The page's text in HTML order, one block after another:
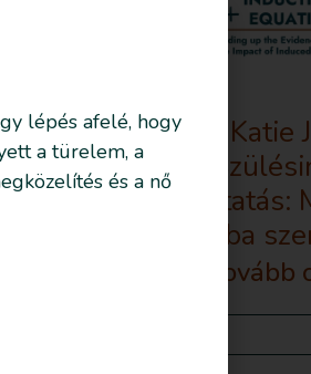
Katie
szoptatás:
a baba
lépés afelé, hogy
a türelem, a
és a nő